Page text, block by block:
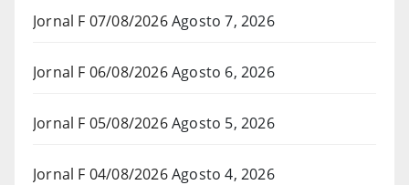
Jornal F 07/08/2026Agosto 7, 2026
Jornal F 06/08/2026Agosto 6, 2026
Jornal F 05/08/2026Agosto 5, 2026
Jornal F 04/08/2026Agosto 4, 2026